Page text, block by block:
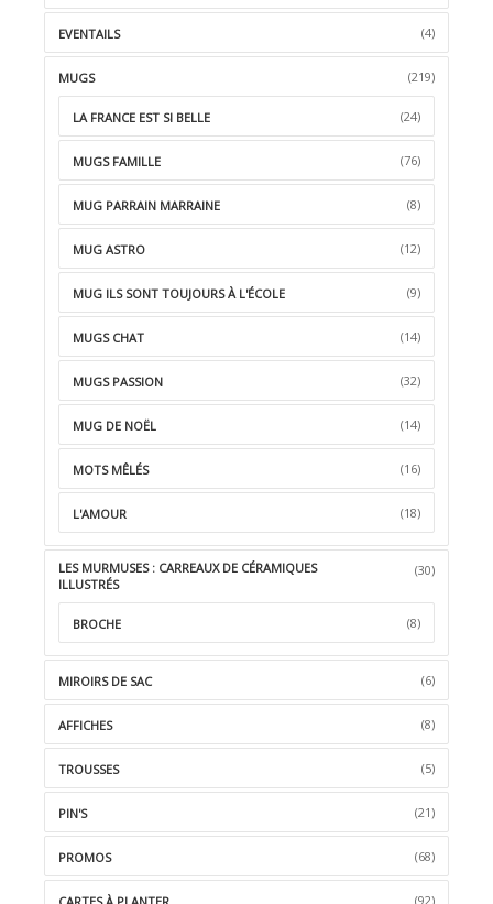
EVENTAILS (4)
MUGS (219)
LA FRANCE EST SI BELLE (24)
MUGS FAMILLE (76)
MUG PARRAIN MARRAINE (8)
MUG ASTRO (12)
MUG ILS SONT TOUJOURS À L'ÉCOLE (9)
MUGS CHAT (14)
MUGS PASSION (32)
MUG DE NOËL (14)
MOTS MÊLÉS (16)
L'AMOUR (18)
LES MURMUSES : CARREAUX DE CÉRAMIQUES
ILLUSTRÉS
(30)
BROCHE (8)
MIROIRS DE SAC (6)
AFFICHES (8)
TROUSSES (5)
PIN'S (21)
PROMOS (68)
(92)